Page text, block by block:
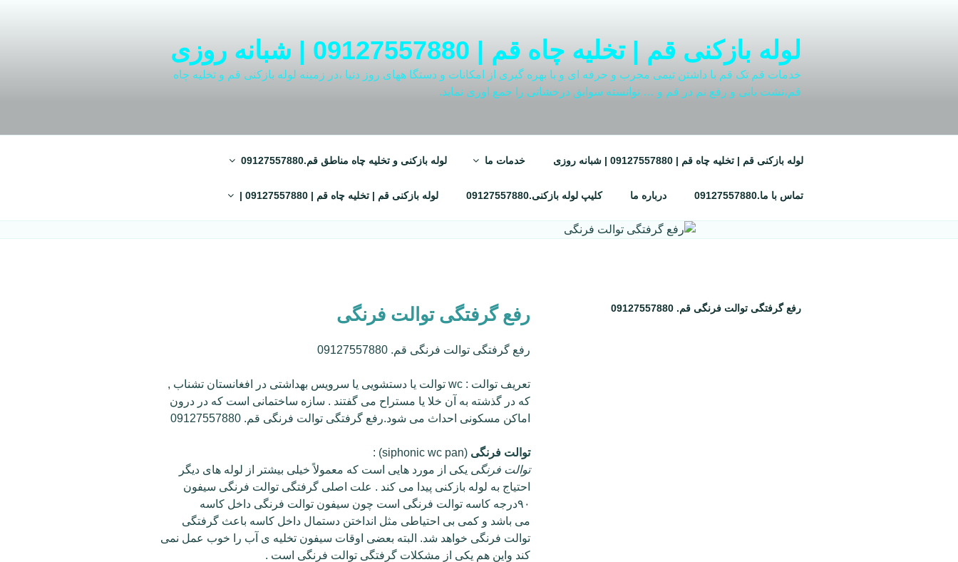
لوله بازکنی قم | تخلیه چاه قم | 09127557880 | شبانه روزی
خدمات قم تک قم با داشتن تیمی مجرب و حرفه ای و با بهره گیری از امکانات و دستگا ههای روز دنیا ،در زمینه لوله بازکنی قم و تخلیه چاه
قم،نشت یابی و رفع نم در قم و … توانسته سوابق درخشانی را جمع اوری نماید.
لوله بازکنی قم | تخلیه چاه قم | 09127557880 | شبانه روزی خدمات ما لوله بازکنی و تخلیه چاه مناطق قم.09127557880
تماس با ما.09127557880 درباره ما کلیپ لوله بازکنی.09127557880 لوله بازکنی قم | تخلیه چاه قم | 09127557880 |
رفع گرفتگی توالت فرنگی قم. 09127557880 رفع گرفتگی توالت فرنگی
رفع گرفتگی توالت فرنگی قم. 09127557880
تعریف توالت : wc توالت یا دستشویی یا سرویس بهداشتی در افغانستان تشناب ,
که در گذشته به آن خلا یا مستراح می گفتند . سازه ساختمانی است که در درون
اماکن مسکونی احداث می شود.رفع گرفتگی توالت فرنگی قم. 09127557880
توالت فرنگی (siphonic wc pan) :
توالت فرنگی یکی از مورد هایی است که معمولاً خیلی بیشتر از لوله های دیگر
احتیاج به لوله بازکنی پیدا می کند . علت اصلی گرفتگی توالت فرنگی سیفون
۹۰درجه کاسه توالت فرنگی است چون سیفون توالت فرنگی داخل کاسه
می باشد و کمی بی احتیاطی مثل انداختن دستمال داخل کاسه باعث گرفتگی
توالت فرنگی خواهد شد. البته بعضی اوقات سیفون تخلیه ی آب را خوب عمل نمی
کند واین هم یکی از مشکلات گرفتگی توالت فرنگی است .